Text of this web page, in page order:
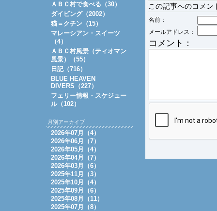
この記事へのコメン
名前：
メールアドレス：
コメント：
ＡＢＣ村で食べる（30）
ダイビング（2002）
猫＝クチン（15）
マレーシアン・スイーツ
（4）
ＡＢＣ村風景（ティオマン
風景）（55）
日記（716）
BLUE HEAVEN
DIVERS（227）
フェリー情報・スケジュー
ル（102）
月別アーカイブ
2026年07月（4）
2026年06月（7）
2026年05月（4）
2026年04月（7）
2026年03月（6）
2025年11月（3）
2025年10月（4）
2025年09月（6）
2025年08月（11）
2025年07月（8）